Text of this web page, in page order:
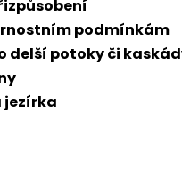
podmínkám
delší potoky či
jezírka